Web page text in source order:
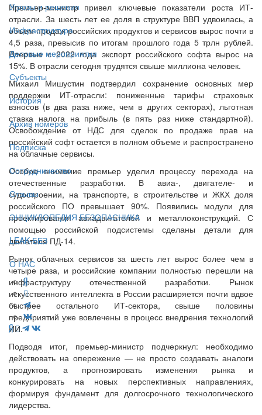
Угрозы и решения
Инфраструктура
Деловые мероприятия
Субъекты
История
Архив номеров
Подписка
Сотрудничество
Отзывы
ЭНЦИКЛОПЕДИЯ БЕЗОПАСНИКА
LEAK-БЕЗ
О НАС
Премьер-министр привел ключевые показатели роста ИТ-
отрасли. За шесть лет ее доля в структуре ВВП удвоилась, а
объем продаж российских продуктов и сервисов вырос почти в
4,5 раза, превысив по итогам прошлого года 5 трлн рублей.
Впервые с 2022 года экспорт российского софта вырос на
15%. В отрасли сегодня трудятся свыше миллиона человек.
Михаил Мишустин подтвердил сохранение основных мер
поддержки ИТ-отрасли: пониженные тарифы страховых
взносов (в два раза ниже, чем в других секторах), льготная
ставка налога на прибыль (в пять раз ниже стандартной).
Освобождение от НДС для сделок по продаже прав на
российский софт остается в полном объеме и распространено
на облачные сервисы.
Особое внимание премьер уделил процессу перехода на
отечественные разработки. В авиа-, двигателе- и
судостроении, на транспорте, в строительстве и ЖКХ доля
российского ПО превышает 90%. Появились модули для
проектирования авиадвигателей и металлоконструкций. С
помощью российской подсистемы сделаны детали для
двигателя ПД-14.
Рынок облачных сервисов за шесть лет вырос более чем в
четыре раза, и российские компании полностью перешли на
инфраструктуру отечественной разработки. Рынок
искусственного интеллекта в России расширяется почти вдвое
быстрее остального ИТ-сектора, свыше половины
предприятий уже вовлечены в процесс внедрения технологий
ИИ.
Подводя итог, премьер-министр подчеркнул: необходимо
действовать на опережение — не просто создавать аналоги
продуктов, а прогнозировать изменения рынка и
конкурировать на новых перспективных направлениях,
формируя фундамент для долгосрочного технологического
лидерства.